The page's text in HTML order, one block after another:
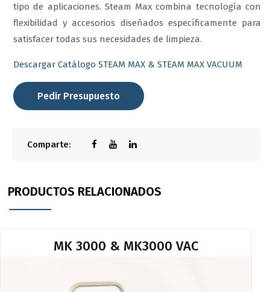
tipo de aplicaciones. Steam Max combina tecnología con
flexibilidad y accesorios diseñados específicamente para
satisfacer todas sus necesidades de limpieza.
Descargar Catálogo STEAM MAX & STEAM MAX VACUUM
Pedir Presupuesto
Comparte:
PRODUCTOS RELACIONADOS
MK 3000 & MK3000 VAC